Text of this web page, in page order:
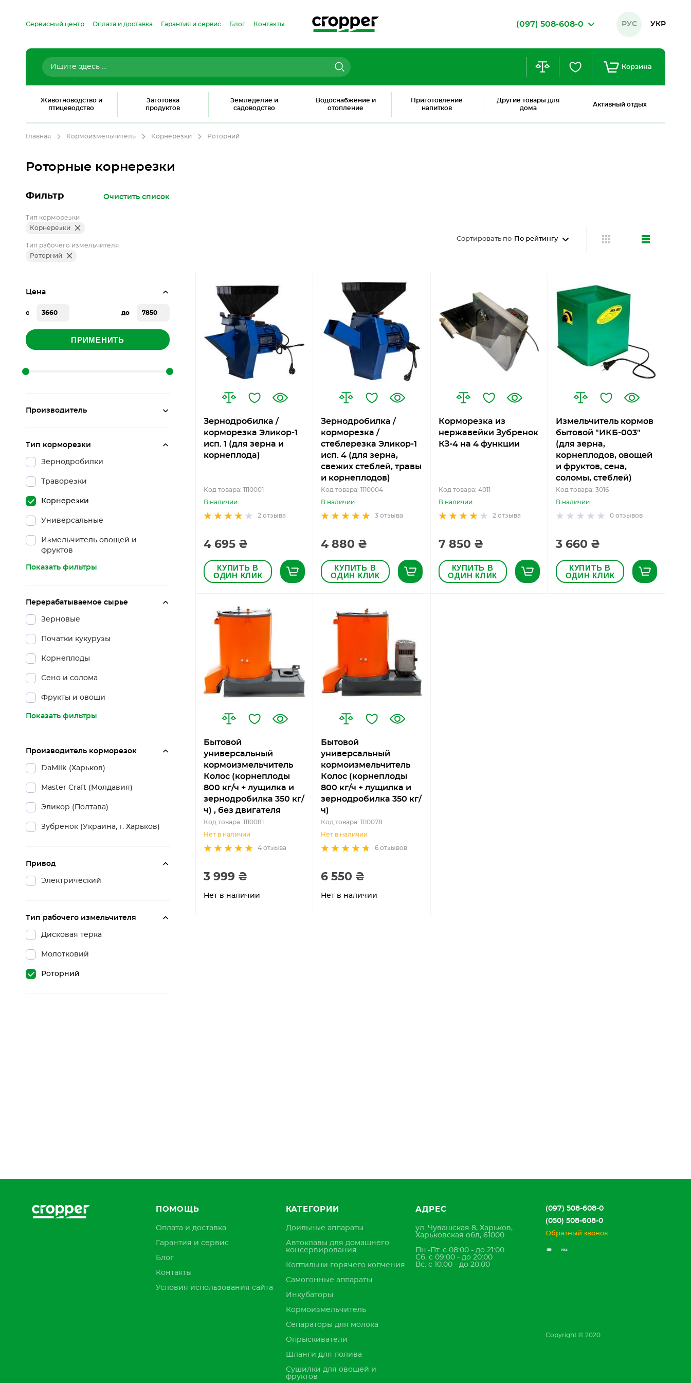
РУС УКР
Животноводство и
птицеводство
Заготовка
продуктов
Земледелие и
садоводство
Водоснабжение и
отопление
Приготовление
напитков
Другие товары для
дома
Активный отдых
Сервисный центр Оплата и доставка Гарантия и сервис Блог Контакты (097) 508-608-0
Корзина
Главная Кормоизмельчитель Корнерезки Роторний
Роторные корнерезки
Сортировать по По рейтингу
Зернодробилка /
корморезка Эликор-1
исп. 1 (для зерна и
корнеплода)
Код товара: 1110001
В наличии
2 отзыва
4 695 ₴
КУПИТЬ В
ОДИН КЛИК
Зернодробилка /
корморезка /
стеблерезка Эликор-1
исп. 4 (для зерна,
свежих стеблей, травы
и корнеплодов)
Код товара: 1110004
В наличии
3отзыва
4 880 ₴
КУПИТЬ В
ОДИН КЛИК
Корморезка из
нержавейки Зубренок
КЗ-4 на 4 функции
Код товара: 4011
В наличии
2 отзыва
7 850 ₴
КУПИТЬ В
ОДИН КЛИК
Измельчитель кормов
бытовой "ИКБ-003"
(для зерна,
корнеплодов, овощей
и фруктов, сена,
соломы, стеблей)
Код товара: 3016
В наличии
0 отзывов
3 660 ₴
КУПИТЬ В
ОДИН КЛИК
Бытовой
универсальный
кормоизмельчитель
Колос (корнеплоды
800 кг/ч + лущилка и
зернодробилка 350 кг/
ч) , без двигателя
Код товара: 1110081
Нет в наличии
4 отзыва
3 999 ₴
Нет в наличии
Бытовой
универсальный
кормоизмельчитель
Колос (корнеплоды
800 кг/ч + лущилка и
зернодробилка 350 кг/
ч)
Код товара: 1110078
Нет в наличии
6отзывов
6 550 ₴
Нет в наличии
Фильтр Очистить список
Тип корморезки
Корнерезки
Тип рабочего измельчителя
Роторний
Цена
с до
ПРИМЕНИТЬ
Производитель
Тип корморезки
Зернодробилки
Траворезки
Корнерезки
Универсальные
Измельчитель овощей и
фруктов
Показать фильтры
Перерабатываемое сырье
Зерновые
Початки кукурузы
Корнеплоды
Сено и солома
Фрукты и овощи
Показать фильтры
Производитель корморезок
DaMilk (Харьков)
Master Craft (Молдавия)
Эликор (Полтава)
Зубренок (Украина, г. Харьков)
Привод
Электрический
Тип рабочего измельчителя
Дисковая терка
Молотковий
Роторний
ПОМОЩЬ
Оплата и доставка
Гарантия и сервис
Блог
Контакты
Условия использования сайта
КАТЕГОРИИ
Доильные аппараты
Автоклавы для домашнего
консервирования
Коптильни горячего копчения
Самогонные аппараты
Инкубаторы
Кормоизмельчитель
Сепараторы для молока
Опрыскиватели
Шланги для полива
Сушилки для овощей и
фруктов
АДРЕС
ул. Чувашская 8, Харьков,
Харьковская обл, 61000
Пн.-Пт. с 08:00 - до 21:00
Сб. с 09:00 - до 20:00
Вс. с 10:00 - до 20:00
(097) 508-608-0
(050) 508-608-0
Обратный звонок
Copyright © 2020